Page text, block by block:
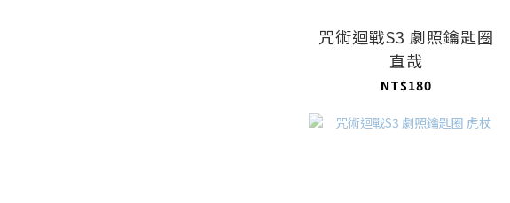
咒術迴戰S3 劇照鑰匙圈
直哉
NT$180